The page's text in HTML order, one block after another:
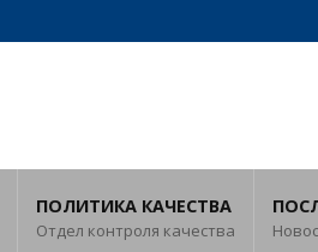
ПОЛИТИКА КАЧЕСТВА
Отдел контроля качества